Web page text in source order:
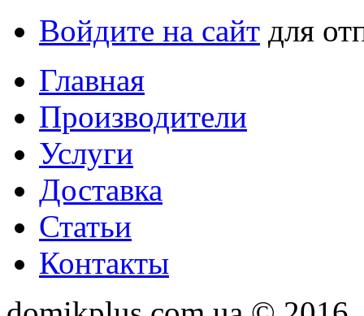
Войдите на сайт для
Главная
Производители
Услуги
Доставка
Статьи
Контакты